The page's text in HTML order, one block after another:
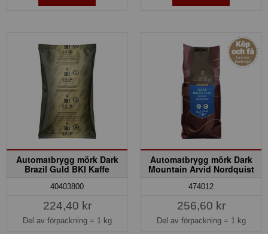
Automatbrygg mörk Dark
Brazil Guld BKI Kaffe
40403800
224,40 kr
Del av förpackning = 1 kg
Automatbrygg mörk Dark
Mountain Arvid Nordquist
474012
256,60 kr
Del av förpackning = 1 kg